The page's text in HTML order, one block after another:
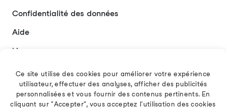
Confidentialité des données
Aide
Liens
Contact
Français
Ce site utilise des cookies pour améliorer votre expérience
utilisateur, effectuer des analyses, afficher des publicités
personnalisées et vous fournir des contenus pertinents. En
cliquant sur "Accepter", vous acceptez l'utilisation des cookies